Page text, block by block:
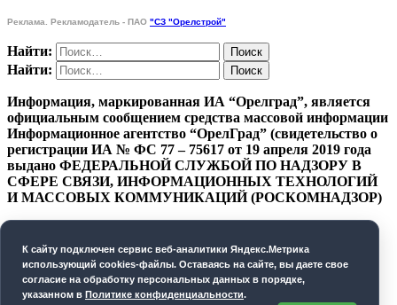
Реклама. Рекламодатель - ПАО "СЗ "Орелстрой"
Найти:
Найти:
Информация, маркированная ИА “Орелград”, является
официальным сообщением средства массовой информации
Информационное агентство “ОрелГрад” (свидетельство о
регистрации ИА № ФС 77 – 75617 от 19 апреля 2019 года
выдано ФЕДЕРАЛЬНОЙ СЛУЖБОЙ ПО НАДЗОРУ В
СФЕРЕ СВЯЗИ, ИНФОРМАЦИОННЫХ ТЕХНОЛОГИЙ
И МАССОВЫХ КОММУНИКАЦИЙ (РОСКОМНАДЗОР)
СОГЛАСИЕ НА ОБРАБОТКУ ПЕРСОНАЛЬНЫХ
ДАННЫХ
К cайту подключен сервис веб-аналитики Яндекс.Метрика
использующий cookies-файлы. Оставаясь на сайте, вы даете свое
согласие на обработку персональных данных в порядке,
указанном в Политике конфиденциальности.